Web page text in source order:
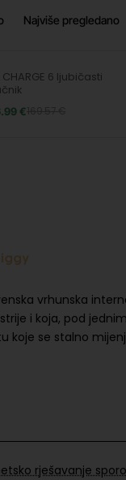
Najviše pregledano
CHARGE 6 ljubičasti
€
vrhunska
i koja, pod
koje se stalno
rješavanje